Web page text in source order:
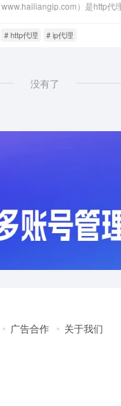
# http代理 # ip代理
没有了
广告合作 关于我们